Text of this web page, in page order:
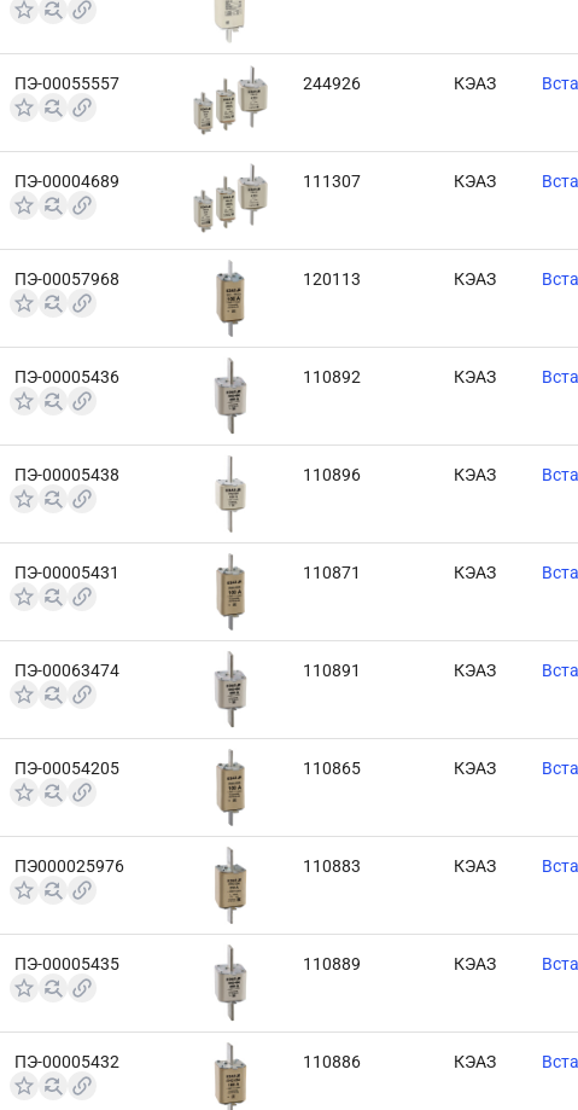
ПЭ-00055557 244926 КЭАЗ
ПЭ-00004689 111307 КЭАЗ
ПЭ-00057968 120113 КЭАЗ
ПЭ-00005436 110892 КЭАЗ
ПЭ-00005438 110896 КЭАЗ
ПЭ-00005431 110871 КЭАЗ
ПЭ-00063474 110891 КЭАЗ
ПЭ-00054205 110865 КЭАЗ
ПЭ000025976 110883 КЭАЗ
ПЭ-00005435 110889 КЭАЗ
ПЭ-00005432 110886 КЭАЗ